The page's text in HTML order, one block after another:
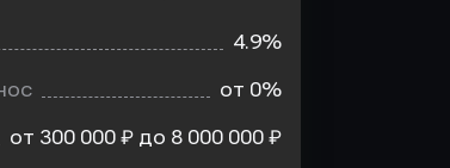
4.9%
от 0%
от 300 000 ₽ до 8 000 000 ₽